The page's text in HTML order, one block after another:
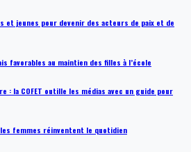
et jeunes pour devenir des acteurs de paix et de
favorables au maintien des filles à l’école
: la COFET outille les médias avec un guide pour
femmes réinventent le quotidien